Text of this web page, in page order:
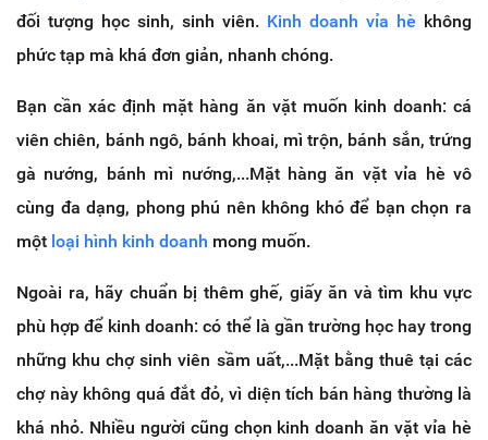
đối tượng học sinh, sinh viên. Kinh doanh vỉa hè không
phức tạp mà khá đơn giản, nhanh chóng.
Bạn cần xác định mặt hàng ăn vặt muốn kinh doanh: cá
viên chiên, bánh ngô, bánh khoai, mì trộn, bánh sắn, trứng
gà nướng, bánh mì nướng,...Mặt hàng ăn vặt vỉa hè vô
cùng đa dạng, phong phú nên không khó để bạn chọn ra
một loại hình kinh doanh mong muốn.
Ngoài ra, hãy chuẩn bị thêm ghế, giấy ăn và tìm khu vực
phù hợp để kinh doanh: có thể là gần trường học hay trong
những khu chợ sinh viên sầm uất,...Mặt bằng thuê tại các
chợ này không quá đắt đỏ, vì diện tích bán hàng thường là
khá nhỏ. Nhiều người cũng chọn kinh doanh ăn vặt vỉa hè